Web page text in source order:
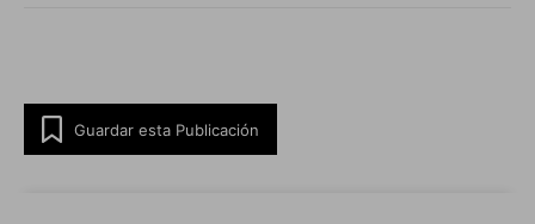
Guardar esta Publicación